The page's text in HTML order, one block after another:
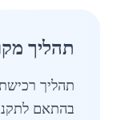
תהליך
תהליך
בהתאם